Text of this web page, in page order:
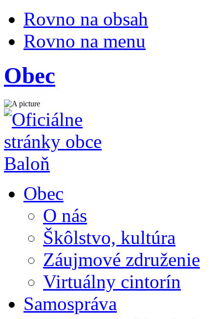
Rovno na obsah
Rovno na menu
Obec
Obec
O nás
Škôlstvo, kultúra
Záujmové združenie
Virtuálny cintorín
Samospráva